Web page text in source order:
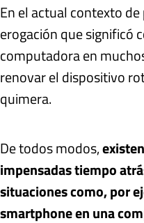
En el actual contexto
erogación que significó
computadora en
renovar el dispositivo
quimera.
De todos modos,
impensadas tiempo
situaciones como, por
smartphone en una